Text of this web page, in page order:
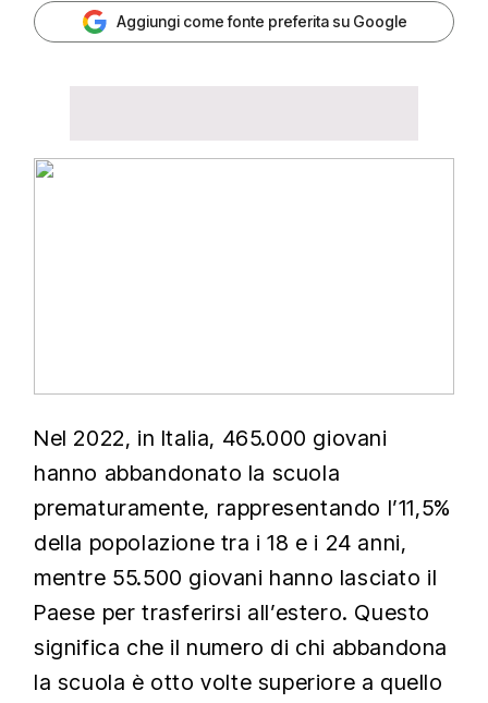
Aggiungi come fonte preferita su Google
Nel 2022, in Italia, 465.000 giovani
hanno abbandonato la scuola
prematuramente, rappresentando l’11,5%
della popolazione tra i 18 e i 24 anni,
mentre 55.500 giovani hanno lasciato il
Paese per trasferirsi all’estero. Questo
significa che il numero di chi abbandona
la scuola è otto volte superiore a quello